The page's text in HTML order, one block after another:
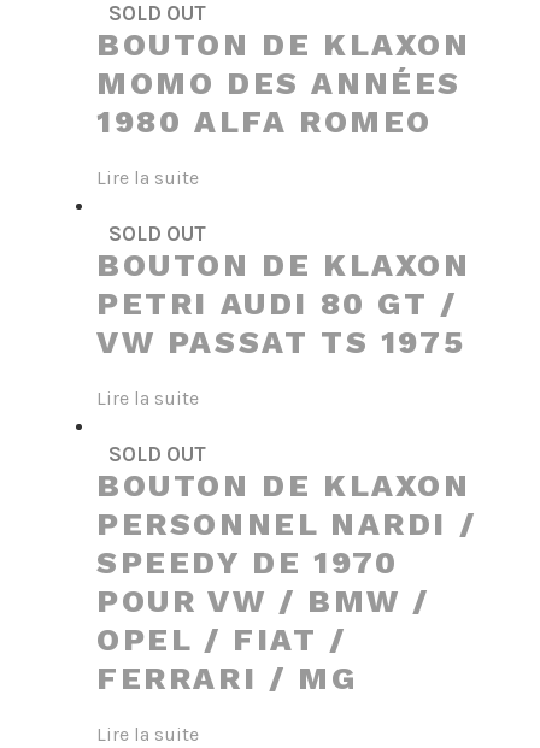
SOLD OUT
BOUTON DE KLAXON
MOMO DES ANNÉES
1980 ALFA ROMEO
Lire la suite
SOLD OUT
BOUTON DE KLAXON
PETRI AUDI 80 GT /
VW PASSAT TS 1975
Lire la suite
SOLD OUT
BOUTON DE KLAXON
PERSONNEL NARDI /
SPEEDY DE 1970
POUR VW / BMW /
OPEL / FIAT /
FERRARI / MG
Lire la suite